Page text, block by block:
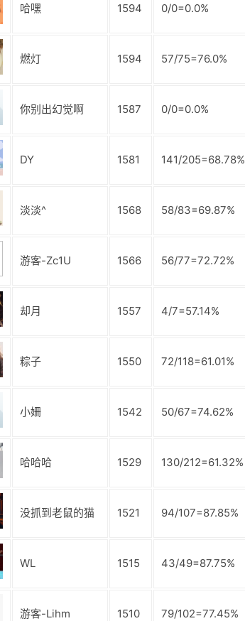
哈嘿 1594 0/0=0.0%
燃灯 1594 57/75=76.0%
你别出幻觉啊 1587 0/0=0.0%
DY 1581 141/205=68.78%
淡淡^ 1568 58/83=69.87%
游客-Zc1U 1566 56/77=72.72%
却月 1557 4/7=57.14%
粽子 1550 72/118=61.01%
小姍 1542 50/67=74.62%
哈哈哈 1529 130/212=61.32%
没抓到老鼠的猫 1521 94/107=87.85%
WL 1515 43/49=87.75%
游客-Lihm 1510 79/102=77.45%